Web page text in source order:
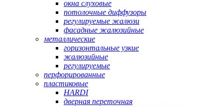
окна слуховые
потолочные диффузоры
регулируемые жалюзи
фасадные жалюзийные
металлические
горизонтальные узкие
жалюзийные
регулируемые
перфорированные
пластиковые
HARDI
дверная переточная